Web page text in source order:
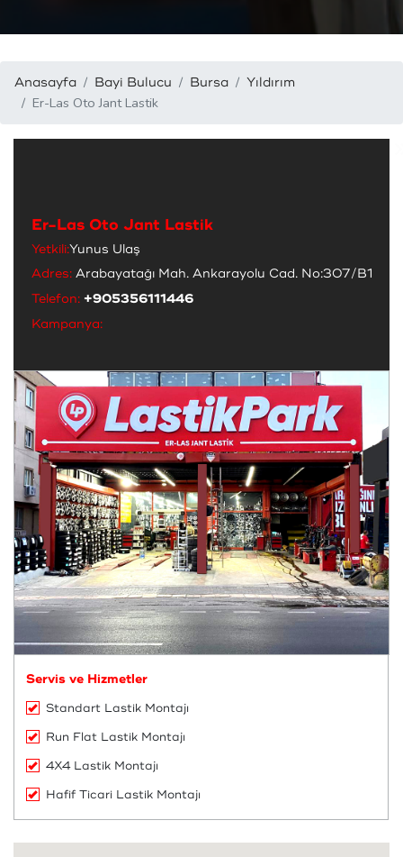
Anasayfa Bayi Bulucu Bursa Yıldırım
Er-Las Oto Jant Lastik
Er-Las Oto Jant Lastik
Yetkili:Yunus Ulaş
Adres: Arabayatağı Mah. Ankarayolu Cad. No:307/B1
Telefon: +905356111446
Kampanya:
Servis ve Hizmetler
Standart Lastik Montajı
Run Flat Lastik Montajı
4X4 Lastik Montajı
Hafif Ticari Lastik Montajı